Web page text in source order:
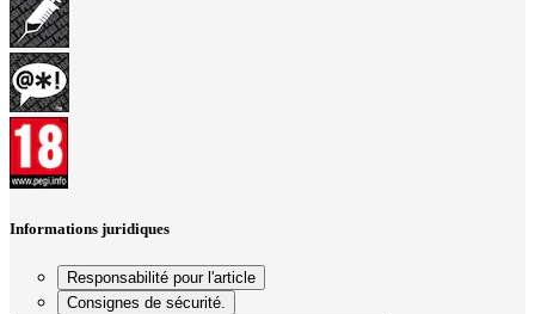
Informations juridiques
Responsabilité pour l'article
Consignes de sécurité.